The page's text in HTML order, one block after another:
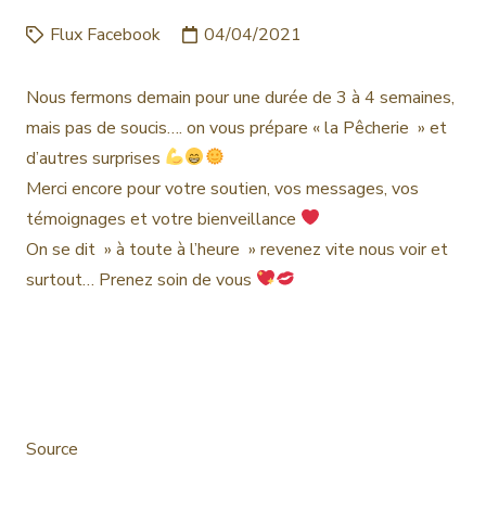
Flux Facebook 04/04/2021
Nous fermons demain pour une durée de 3 à 4 semaines,
mais pas de soucis…. on vous prépare « la Pêcherie » et
d’autres surprises
Merci encore pour votre soutien, vos messages, vos
témoignages et votre bienveillance
On se dit » à toute à l’heure » revenez vite nous voir et
surtout… Prenez soin de vous
Source